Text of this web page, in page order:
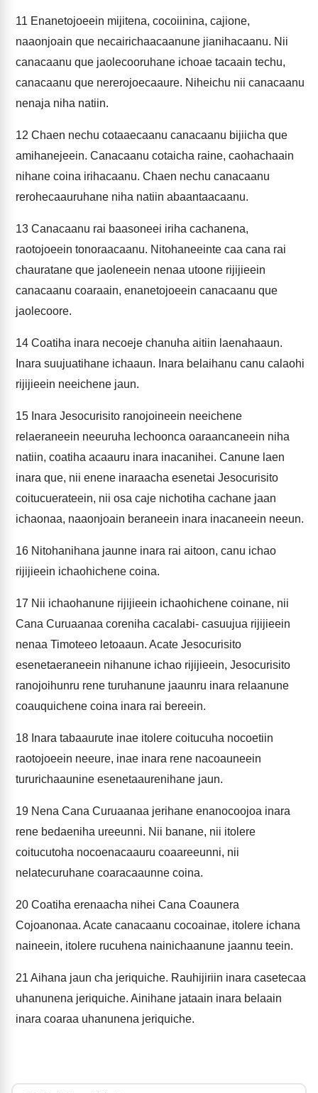
11 Enanetojoeein mijitena, cocoiinina, cajione,
naaonjoain que necairichaacaanune jianihacaanu. Nii
canacaanu que jaolecooruhane ichoae tacaain techu,
canacaanu que nererojoecaaure. Niheichu nii canacaanu
nenaja niha natiin.
12 Chaen nechu cotaaecaanu canacaanu bijiicha que
amihanejeein. Canacaanu cotaicha raine, caohachaain
nihane coina irihacaanu. Chaen nechu canacaanu
rerohecaauruhane niha natiin abaantaacaanu.
13 Canacaanu rai baasoneei iriha cachanena,
raotojoeein tonoraacaanu. Nitohaneeinte caa cana rai
chauratane que jaoleneein nenaa utoone rijijieein
canacaanu coaraain, enanetojoeein canacaanu que
jaolecoore.
14 Coatiha inara necoeje chanuha aitiin laenahaaun.
Inara suujuatihane ichaaun. Inara belaihanu canu calaohi
rijijieein neeichene jaun.
15 Inara Jesocurisito ranojoineein neeichene
relaeraneein neeuruha lechoonca oaraancaneein niha
natiin, coatiha acaauru inara inacanihei. Canune laen
inara que, nii enene inaraacha esenetai Jesocurisito
coitucuerateein, nii osa caje nichotiha cachane jaan
ichaonaa, naaonjoain beraneein inara inacaneein neeun.
16 Nitohanihana jaunne inara rai aitoon, canu ichao
rijijieein ichaohichene coina.
17 Nii ichaohanune rijijieein ichaohichene coinane, nii
Cana Curuaanaa coreniha cacalabi- casuujua rijijieein
nenaa Timoteeo letoaaun. Acate Jesocurisito
esenetaeraneein nihanune ichao rijijieein, Jesocurisito
ranojoihunru rene turuhanune jaaunru inara relaanune
coauquichene coina inara rai bereein.
18 Inara tabaaurute inae itolere coitucuha nocoetiin
raotojoeein neeure, inae inara rene nacoauneein
tururichaaunine esenetaaurenihane jaun.
19 Nena Cana Curuaanaa jerihane enanocoojoa inara
rene bedaeniha ureeunni. Nii banane, nii itolere
coitucutoha nocoenacaauru coaareeunni, nii
nelatecuruhane coaracaaunne coina.
20 Coatiha erenaacha nihei Cana Coaunera
Cojoanonaa. Acate canacaanu cocoainae, itolere ichana
naineein, itolere rucuhena nainichaanune jaannu teein.
21 Aihana jaun cha jeriquiche. Rauhijiriin inara casetecaa
uhanunena jeriquiche. Ainihane jataain inara belaain
inara coaraa uhanunena jeriquiche.